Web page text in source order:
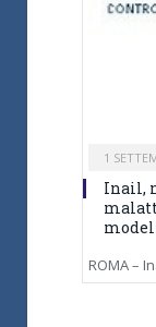
1
Inail,
ROMA –